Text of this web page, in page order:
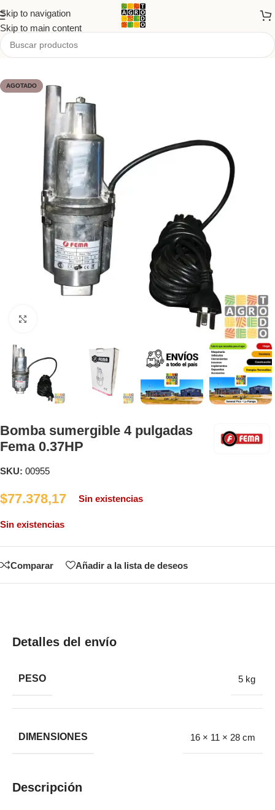
Skip to navigation
Skip to main content
Tienda
AGOTADO
Bomba sumergible 4 pulgadas
Fema 0.37HP
SKU: 00955
$77.378,17 Sin existencias
Sin existencias
Comparar Añadir a la lista de deseos
Detalles del envío
PESO 5 kg
DIMENSIONES 16 × 11 × 28 cm
Descripción